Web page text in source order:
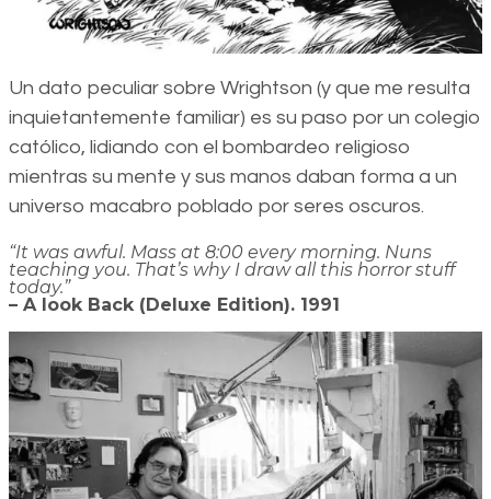
Un dato peculiar sobre Wrightson (y que me resulta
inquietantemente familiar) es su paso por un colegio
católico, lidiando con el bombardeo religioso
mientras su mente y sus manos daban forma a un
universo macabro poblado por seres oscuros.
“It was awful. Mass at 8:00 every morning. Nuns
teaching you. That’s why I draw all this horror stuff
today.”
– A look Back (Deluxe Edition). 1991